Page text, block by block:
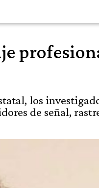
los
de señal,